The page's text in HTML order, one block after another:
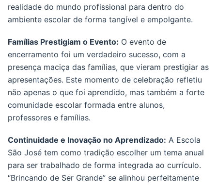
realidade do mundo profissional para dentro do
ambiente escolar de forma tangível e empolgante.
Famílias Prestigiam o Evento: O evento de
encerramento foi um verdadeiro sucesso, com a
presença maciça das famílias, que vieram prestigiar as
apresentações. Este momento de celebração refletiu
não apenas o que foi aprendido, mas também a forte
comunidade escolar formada entre alunos,
professores e famílias.
Continuidade e Inovação no Aprendizado: A Escola
São José tem como tradição escolher um tema anual
para ser trabalhado de forma integrada ao currículo.
“Brincando de Ser Grande” se alinhou perfeitamente